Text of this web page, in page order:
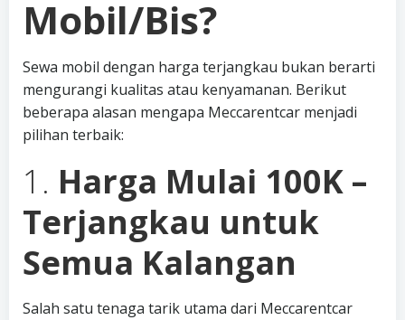
Mobil/Bis?
Sewa mobil dengan harga terjangkau bukan berarti
mengurangi kualitas atau kenyamanan. Berikut
beberapa alasan mengapa Meccarentcar menjadi
pilihan terbaik:
1. Harga Mulai 100K –
Terjangkau untuk
Semua Kalangan
Salah satu tenaga tarik utama dari Meccarentcar